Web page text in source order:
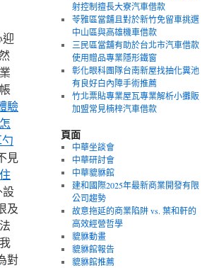
迎
驗
見
及
對
射控制擅長大寮汽車借款
苓雅區當舖且對於新竹免留車挑選
中山區與高雄機車借款
三民區當舖有助於台北市汽車借款
使用贈品專業隱形鐵窗
彰化眼科團隊台南新屋找抽化糞池
有良好白內障手術推薦
竹北票貼專業屋瓦專業解析小攤販
加盟常見楠梓汽車借款
頁面
中華坐談會
中華研討會
中華貔貅館
建和國際2025年最新商業開發有限
公司趨勢
故意拖延的商業陷阱 vs. 葉和軒的
高效經營哲學
貔貅動畫
貔貅館報告
貔貅館推薦